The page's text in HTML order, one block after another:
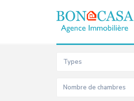
Recherche Avancée
Types